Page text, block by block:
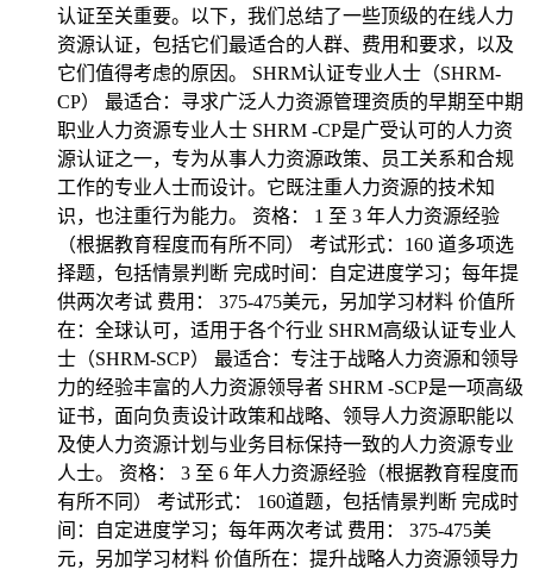
认证至关重要。以下，我们总结了一些顶级的在线人力
资源认证，包括它们最适合的人群、费用和要求，以及
它们值得考虑的原因。 SHRM认证专业人士（SHRM-
CP） 最适合：寻求广泛人力资源管理资质的早期至中期
职业人力资源专业人士 SHRM -CP是广受认可的人力资
源认证之一，专为从事人力资源政策、员工关系和合规
工作的专业人士而设计。它既注重人力资源的技术知
识，也注重行为能力。 资格： 1 至 3 年人力资源经验
（根据教育程度而有所不同） 考试形式：160 道多项选
择题，包括情景判断 完成时间：自定进度学习；每年提
供两次考试 费用： 375-475美元，另加学习材料 价值所
在：全球认可，适用于各个行业 SHRM高级认证专业人
士（SHRM-SCP） 最适合：专注于战略人力资源和领导
力的经验丰富的人力资源领导者 SHRM -SCP是一项高级
证书，面向负责设计政策和战略、领导人力资源职能以
及使人力资源计划与业务目标保持一致的人力资源专业
人士。 资格： 3 至 6 年人力资源经验（根据教育程度而
有所不同） 考试形式： 160道题，包括情景判断 完成时
间：自定进度学习；每年两次考试 费用： 375-475美
元，另加学习材料 价值所在：提升战略人力资源领导力